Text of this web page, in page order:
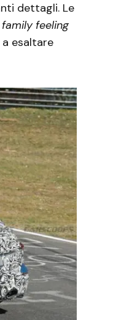
dettagli. Le
family feeling
esaltare